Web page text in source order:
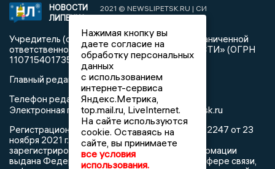
НОВОСТИ
ЛИПЕЦКА
2021 © NEWSLIPETSK.RU | СИ
Учредитель (соучредители): Общество с ограниченной
ответственностью «РЕГИОНАЛЬНЫЕ НОВОСТИ» (ОГРН
1107154017354)
Главный редактор: Герцог Е.Г.
Телефон редакции: +7 903 699 9427
Электронная почта редакции:info@newslipetsk.ru
Регистрационный номер: серия Эл № ФС77-82247 от 23
ноября 2021 г. согласно выписке из реестра
зарегистрированных средств массовой информации
выдана Федеральной службой по надзору в сфере связи,
Нажимая кнопку вы
даете согласие на
обработку персональных
данных
с использованием
интернет-сервиса
Яндекс.Метрика,
top.mail.ru, LiveInternet.
На сайте используются
cookie. Оставаясь на
сайте, вы принимаете
все условия
использования.